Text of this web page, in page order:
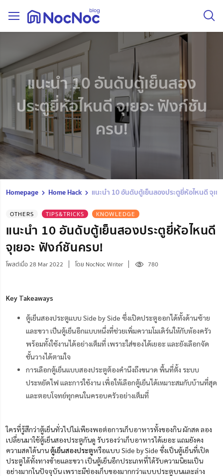
แนะนำ 10 อันดับตู้เย็นสอง
ประตูยี่ห้อไหนดี จุเยอะ ฟังก์ชัน
ครบ!
Homepage Home Hack แนะนำ 10 อันดับตู้เย็นสองประตูยี่ห้อไหนดี จุเ
OTHERS TIPS&TRICKS KNOWLEDGE
แนะนำ 10 อันดับตู้เย็นสองประตูยี่ห้อไหนดี
จุเยอะ ฟังก์ชันครบ!
โพสต์เมื่อ 28 Mar 2022 โดย NocNoc Writer 780
Key Takeaways
ตู้เย็นสองประตูแบบ Side by Side ซึ่งเปิดประตูออกได้ทั้งด้านซ้าย
และขวา เป็นตู้เย็นอีกแบบหนึ่งที่ช่วยเพิ่มความโมเดิร์นให้กับห้องครัว
พร้อมทั้งใช้งานได้อย่างเต็มที่ เพราะใส่ของได้เยอะ และยังเลือกจัด
ชั้นวางได้ตามใจ
การเลือกตู้เย็นแบบสองประตูต้องคำนึงถึงขนาด พื้นที่ตั้ง ระบบ
ประหยัดไฟ และการใช้งาน เพื่อให้เลือกตู้เย็นได้เหมาะสมกับบ้านที่สุด
และตอบโจทย์ทุกคนในครอบครัวอย่างเต็มที่
ใครที่รู้สึกว่าตู้เย็นทั่วไปไม่เพียงพอต่อการเก็บอาหารทั้งของกิน ผักสด ลอง
เปลี่ยนมาใช้ตู้เย็นสองประตูกันดู รับรองว่าเก็บอาหารได้เยอะ แถมยังคง
ความสดได้นานตู้เย็นสองประตูหรือแบบ Side by Side ซึ่งเป็นตู้เย็นที่เปิด
ประตูได้ทั้งทางซ้ายและขวา เป็นตู้เย็นอีกประเภทที่ได้รับความนิยมเป็น
อย่างมากในปัจจุบัน เพราะมีช่องเก็บของมากกว่าแบบประตูบนและล่าง